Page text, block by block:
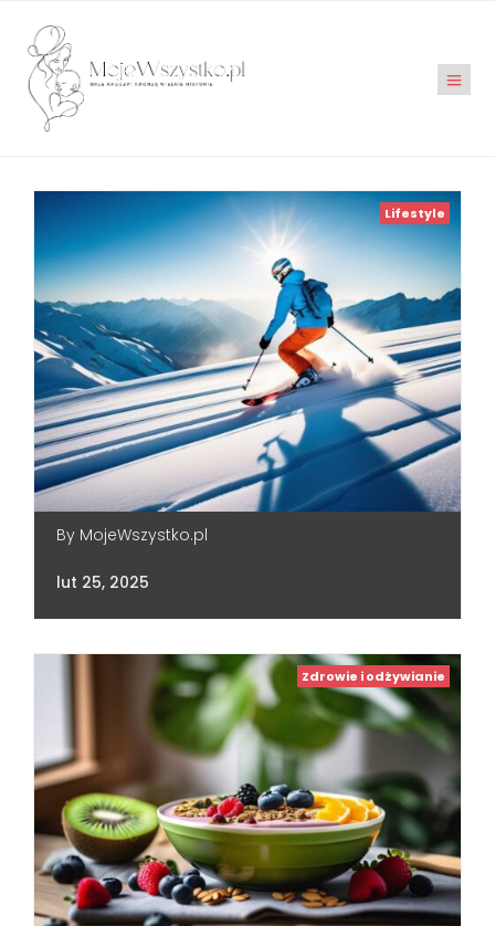
Lifestyle
By MojeWszystko.pl
lut 25, 2025
Zdrowie i odżywianie